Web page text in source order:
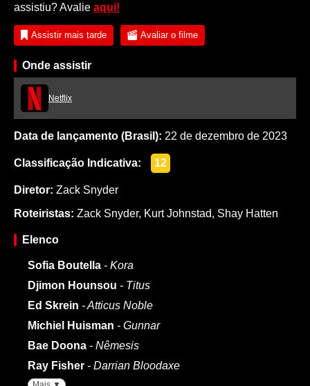
assistiu? Avalie aqui!
Assistir mais tarde Avaliar o filme
Onde assistir
Netflix
Data de lançamento (Brasil): 22 de dezembro de 2023
Classificação Indicativa: 12
Diretor: Zack Snyder
Roteiristas: Zack Snyder, Kurt Johnstad, Shay Hatten
Elenco
Sofia Boutella - Kora
Djimon Hounsou - Titus
Ed Skrein - Atticus Noble
Michiel Huisman - Gunnar
Bae Doona - Nêmesis
Ray Fisher - Darrian Bloodaxe